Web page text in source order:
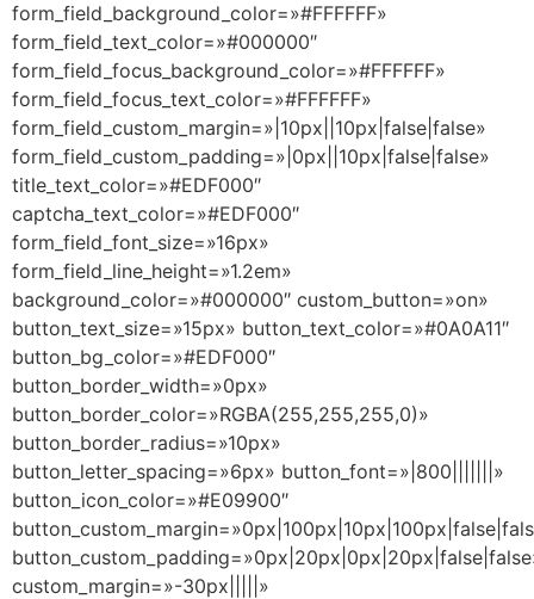
form_field_background_color=»#FFFFFF»
form_field_text_color=»#000000″
form_field_focus_background_color=»#FFFFFF»
form_field_focus_text_color=»#FFFFFF»
form_field_custom_margin=»|10px||10px|false|false»
form_field_custom_padding=»|0px||10px|false|false»
title_text_color=»#EDF000″
captcha_text_color=»#EDF000″
form_field_font_size=»16px»
form_field_line_height=»1.2em»
background_color=»#000000″ custom_button=»on»
button_text_size=»15px» button_text_color=»#0A0A11″
button_bg_color=»#EDF000″
button_border_width=»0px»
button_border_color=»RGBA(255,255,255,0)»
button_border_radius=»10px»
button_letter_spacing=»6px» button_font=»|800|||||||»
button_icon_color=»#E09900″
custom_margin=»-30px|||||»